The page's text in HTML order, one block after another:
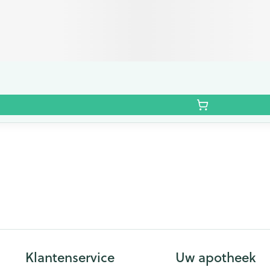
Klantenservice Uw apotheek